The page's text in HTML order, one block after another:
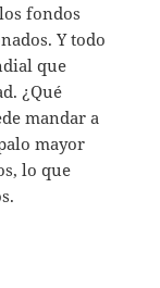
fondos
Y todo
que
¿Qué
mandar a
mayor
lo que